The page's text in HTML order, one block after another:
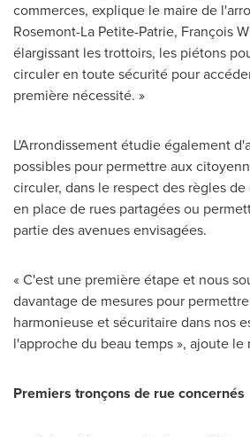
commerces, explique le maire de
Rosemont-La Petite-Patrie, François
élargissant les trottoirs, les piétons
circuler en toute sécurité pour
première nécessité. »
L'Arrondissement étudie également
possibles pour permettre aux
circuler, dans le respect des règles
en place de rues partagées ou
partie des avenues envisagées.
« C'est une première étape et nous
davantage de mesures pour
harmonieuse et sécuritaire dans nos
l'approche du beau temps », ajoute le
Premiers tronçons de rue concernés